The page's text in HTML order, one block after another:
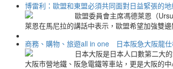
博雷利：歐盟和東盟必須共同面對日益緊張的
歐盟委員會主席馮德萊恩（
萊恩在馬尼拉的講話中表示，歐盟希望加強雙
商務、購物、旅遊all in one 日本阪急大阪龍
日本大阪是日本人口數第二大
大阪市營地鐵、阪急電鐵等車站，更是大阪的